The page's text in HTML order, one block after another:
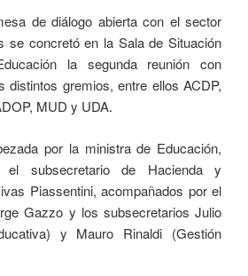
de diálogo abierta con el sector
se concretó en la Sala de Situación
la segunda reunión con
distintos gremios, entre ellos ACDP,
MUD y UDA.
por la ministra de Educación,
subsecretario de Hacienda y
Piassentini, acompañados por el
Gazzo y los subsecretarios Julio
y Mauro Rinaldi (Gestión